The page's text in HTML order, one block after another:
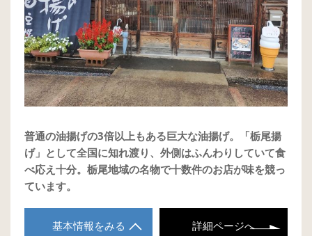
普通の油揚げの3倍以上もある巨大な油揚げ。「栃尾揚
げ」として全国に知れ渡り、外側はふんわりしていて食
べ応え十分。栃尾地域の名物で十数件のお店が味を競っ
ています。
基本情報をみる 詳細ページへ